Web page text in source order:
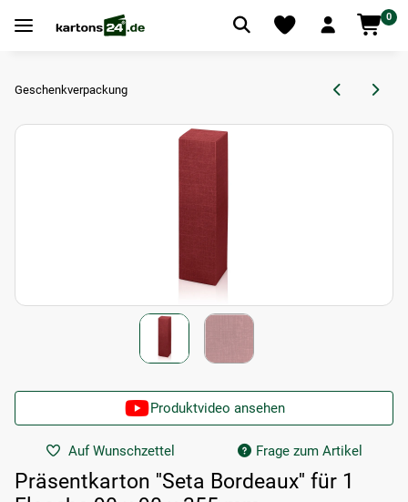
0
Geschenkverpackung
Produktvideo ansehen
Auf Wunschzettel Frage zum Artikel
Präsentkarton ''Seta Bordeaux'' für 1